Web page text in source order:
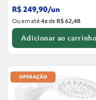
R$249,90/un
Ou em até4xde R$ 62,48
Adicionar ao carrinho